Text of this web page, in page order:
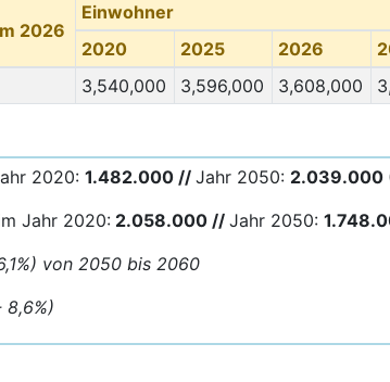
2026
Einwohner
2020
2025 2026
3,540,000 3,596,000 3,608,000
2020: 1.482.000 // Jahr 2050: 2.039.000
Jahr 2020: 2.058.000 // Jahr 2050:
von 2050 bis 2060
8,6%)